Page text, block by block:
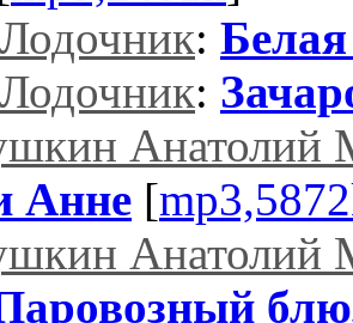
:
:
Анатолий
Анне [
Анатолий